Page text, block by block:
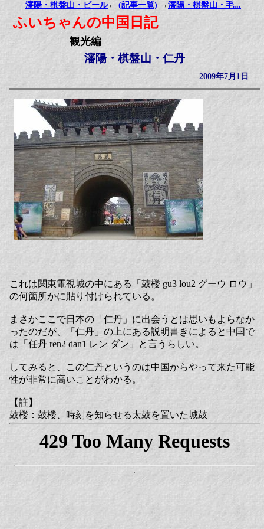
瀋陽・棋盤山・ビール← (記事一覧) → 瀋陽・棋盤山・毛...
ふいちゃんの中国日記
観光編
瀋陽・棋盤山・仁丹
2009年7月1日
これは関東電視城の中にある「鼓楼 gu3 lou2 グーウ ロウ」
の何箇所かに貼り付けられている。
まさかここで日本の「仁丹」に出会うとは思いもよらなか
ったのだが、「仁丹」の上にある説明書きによると中国で
は「任丹 ren2 dan1 レン ダン」と言うらしい。
してみると、この仁丹というのは中国からやって来た可能
性が非常に高いことがわかる。
【註】
鼓楼：鼓楼、時刻を知らせる太鼓を置いた城鼓